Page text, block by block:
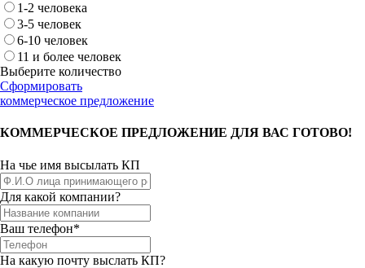
1-2 человека
3-5 человек
6-10 человек
11 и более человек
Выберите количество
Сформировать
коммерческое предложение
КОММЕРЧЕСКОЕ ПРЕДЛОЖЕНИЕ ДЛЯ ВАС ГОТОВО!
На чье имя высылать КП
Для какой компании?
Ваш телефон*
На какую почту выслать КП?